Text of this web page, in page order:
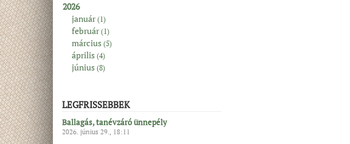
2026
január(1)
február(1)
március (5)
április (4)
június (8)
LEGFRISSEBBEK
Ballagás, tanévzáró ünnepély
2026. június 29., 18:11